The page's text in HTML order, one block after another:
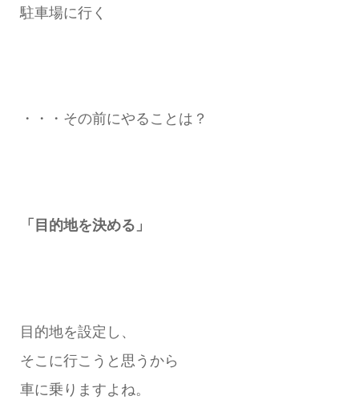
駐車場に行く
・・・その前にやることは？
「目的地を決める」
目的地を設定し、
そこに行こうと思うから
車に乗りますよね。